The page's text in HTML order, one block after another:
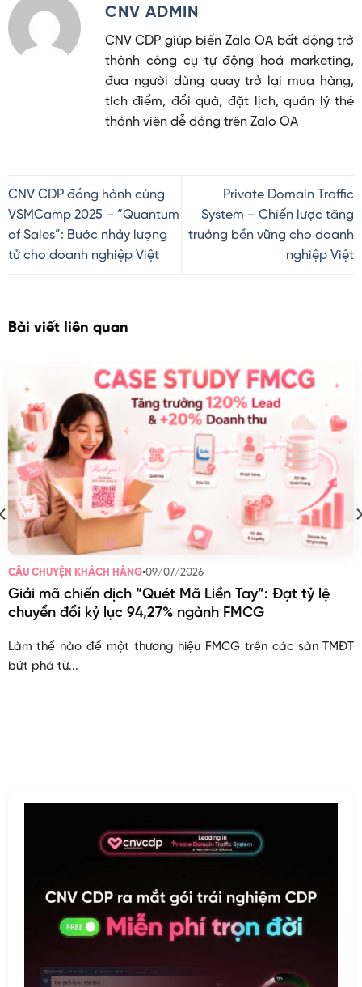
CNV ADMIN
CNV CDP giúp biến Zalo OA bất động trở
thành công cụ tự động hoá marketing,
đưa người dùng quay trở lại mua hàng,
tích điểm, đổi quà, đặt lịch, quản lý thẻ
thành viên dễ dàng trên Zalo OA
CNV CDP đồng hành cùng
VSMCamp 2025 – “Quantum
of Sales”: Bước nhảy lượng
tử cho doanh nghiệp Việt
Private Domain Traffic
System – Chiến lược tăng
trưởng bền vững cho doanh
nghiệp Việt
Bài viết liên quan
CÂU CHUYỆN KHÁCH HÀNG•09/07/2026
Giải mã chiến dịch “Quét Mã Liền Tay”: Đạt tỷ lệ
chuyển đổi kỷ lục 94,27% ngành FMCG
Làm thế nào để một thương hiệu FMCG trên các sàn TMĐT
bứt phá từ...